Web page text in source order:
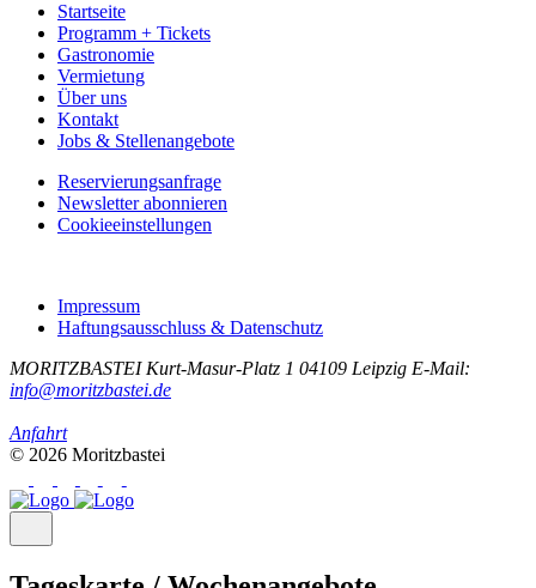
Startseite
Programm + Tickets
Gastronomie
Vermietung
Über uns
Kontakt
Jobs & Stellenangebote
Reservierungsanfrage
Newsletter abonnieren
Cookieeinstellungen
Impressum
Haftungsausschluss & Datenschutz
MORITZBASTEI Kurt-Masur-Platz 1 04109 Leipzig E-Mail:
info@moritzbastei.de
Anfahrt
© 2026 Moritzbastei